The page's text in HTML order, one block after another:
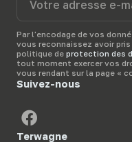
adresse
mail
Par l'encodage de vos
vous reconnaissez avoir
politique de protection des
tout moment exercer vos
vous rendant sur la page «
Suivez-nous
Terwagne